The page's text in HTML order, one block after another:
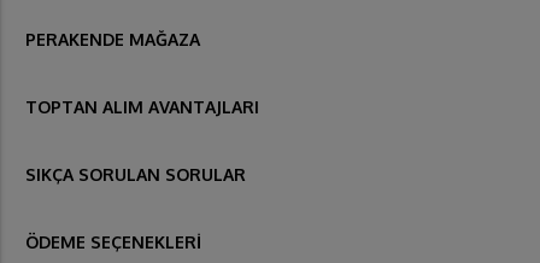
PERAKENDE MAĞAZA
TOPTAN ALIM AVANTAJLARI
SIKÇA SORULAN SORULAR
ÖDEME SEÇENEKLERİ